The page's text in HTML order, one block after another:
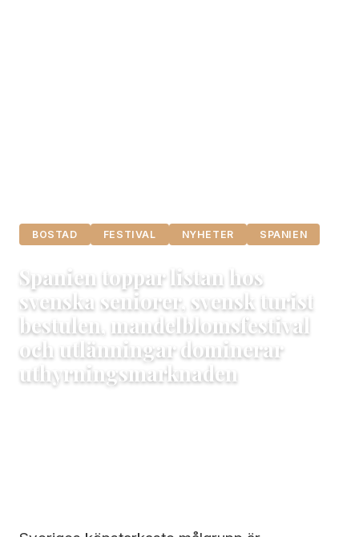
BOSTAD FESTIVAL NYHETER SPANIEN
Spanien toppar listan hos
svenska seniorer, svensk turist
bestulen, mandelblomsfestival
och utlänningar dominerar
uthyrningsmarknaden